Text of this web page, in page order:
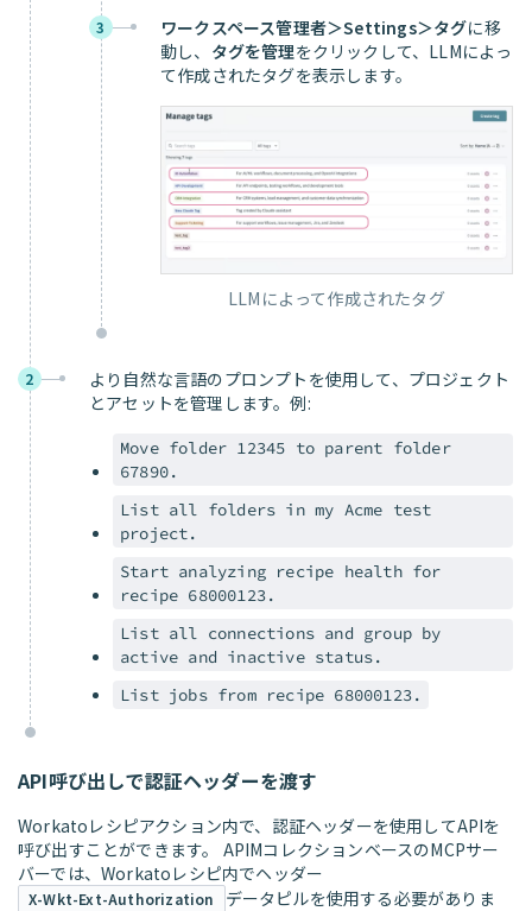
3 ワークスペース管理者＞Settings＞タグに移
動し、 タグを管理をクリックして、LLMによっ
て作成されたタグを表示します。
LLMによって作成されたタグ
2
より自然な言語のプロンプトを使用して、プロジェクト
とアセットを管理します。例:
Move folder 12345 to parent folder
67890.
List all folders in my Acme test
project.
Start analyzing recipe health for
recipe 68000123.
List all connections and group by
active and inactive status.
List jobs from recipe 68000123.
API呼び出しで認証ヘッダーを渡す
Workatoレシピアクション内で、認証ヘッダーを使用してAPIを
呼び出すことができます。 APIMコレクションベースのMCPサー
バーでは、Workatoレシピ内でヘッダー
X-Wkt-Ext-Authorization
データピルを使用する必要がありま